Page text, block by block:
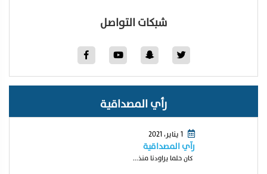
شبكات التواصل
رأي المصداقية
1 يناير، 2021
رآي المصداقية
كان حلما يراودنا منذ...